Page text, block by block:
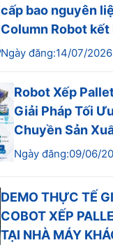
cấp bao nguyên
Column Robot
Ngày đăng:14/07/2026
Robot Xếp
Giải Pháp Tối
Chuyền Sản
Ngày đăng:09/06/
DEMO THỰC TẾ
COBOT XẾP
TẠI NHÀ MÁY